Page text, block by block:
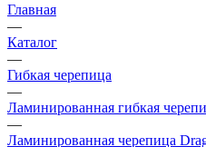
Главная
—
Каталог
—
Гибкая черепица
—
Ламинированная гибкая
—
Ламинированная черепица